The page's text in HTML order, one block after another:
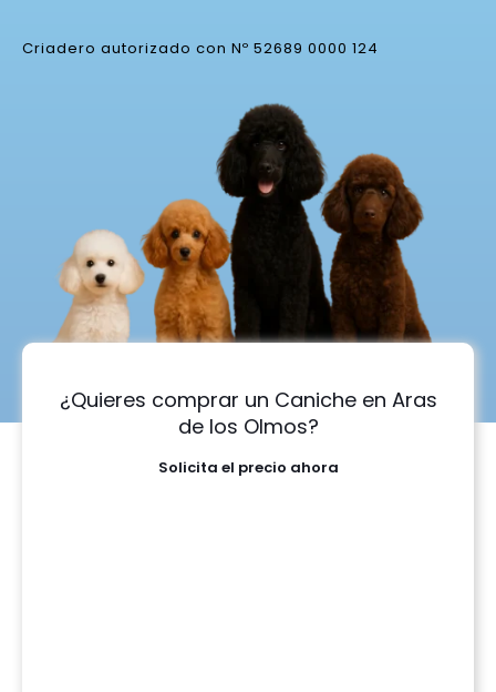
Criadero autorizado con Nº 52689 0000 124
¿Quieres comprar un Caniche en Aras
de los Olmos?
Solicita el precio ahora